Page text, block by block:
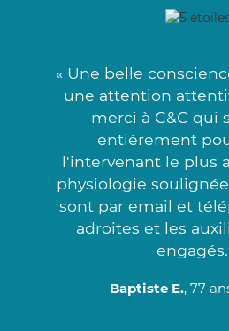
« Une belle
une attention
merci à C&C qui
entièrement
l'intervenant le plus
physiologie
sont par email et
adroites et les
engagés.
Baptiste E., 77